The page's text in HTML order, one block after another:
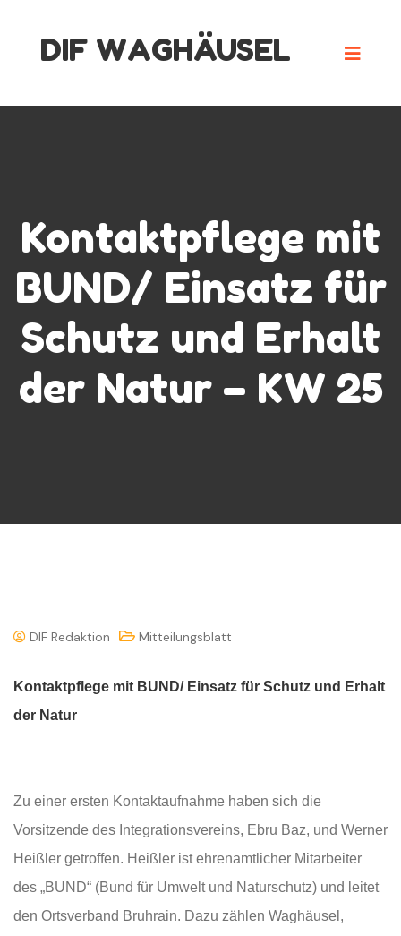
DIF WAGHÄUSEL
Kontaktpflege mit
BUND/ Einsatz für
Schutz und Erhalt
der Natur – KW 25
DIF Redaktion Mitteilungsblatt
Kontaktpflege mit BUND/ Einsatz für Schutz und Erhalt
der Natur
Zu einer ersten Kontaktaufnahme haben sich die
Vorsitzende des Integrationsvereins, Ebru Baz, und Werner
Heißler getroffen. Heißler ist ehrenamtlicher Mitarbeiter
des „BUND“ (Bund für Umwelt und Naturschutz) und leitet
den Ortsverband Bruhrain. Dazu zählen Waghäusel,